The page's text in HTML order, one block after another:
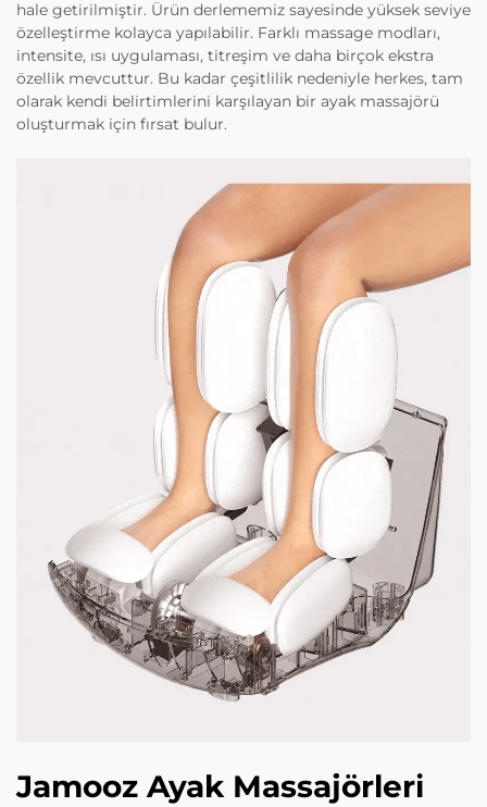
hale getirilmiştir. Ürün derlememiz sayesinde yüksek seviye
özelleştirme kolayca yapılabilir. Farklı massage modları,
intensite, ısı uygulaması, titreşim ve daha birçok ekstra
özellik mevcuttur. Bu kadar çeşitlilik nedeniyle herkes, tam
olarak kendi belirtimlerini karşılayan bir ayak massajörü
oluşturmak için fırsat bulur.
Jamooz Ayak Massajörleri